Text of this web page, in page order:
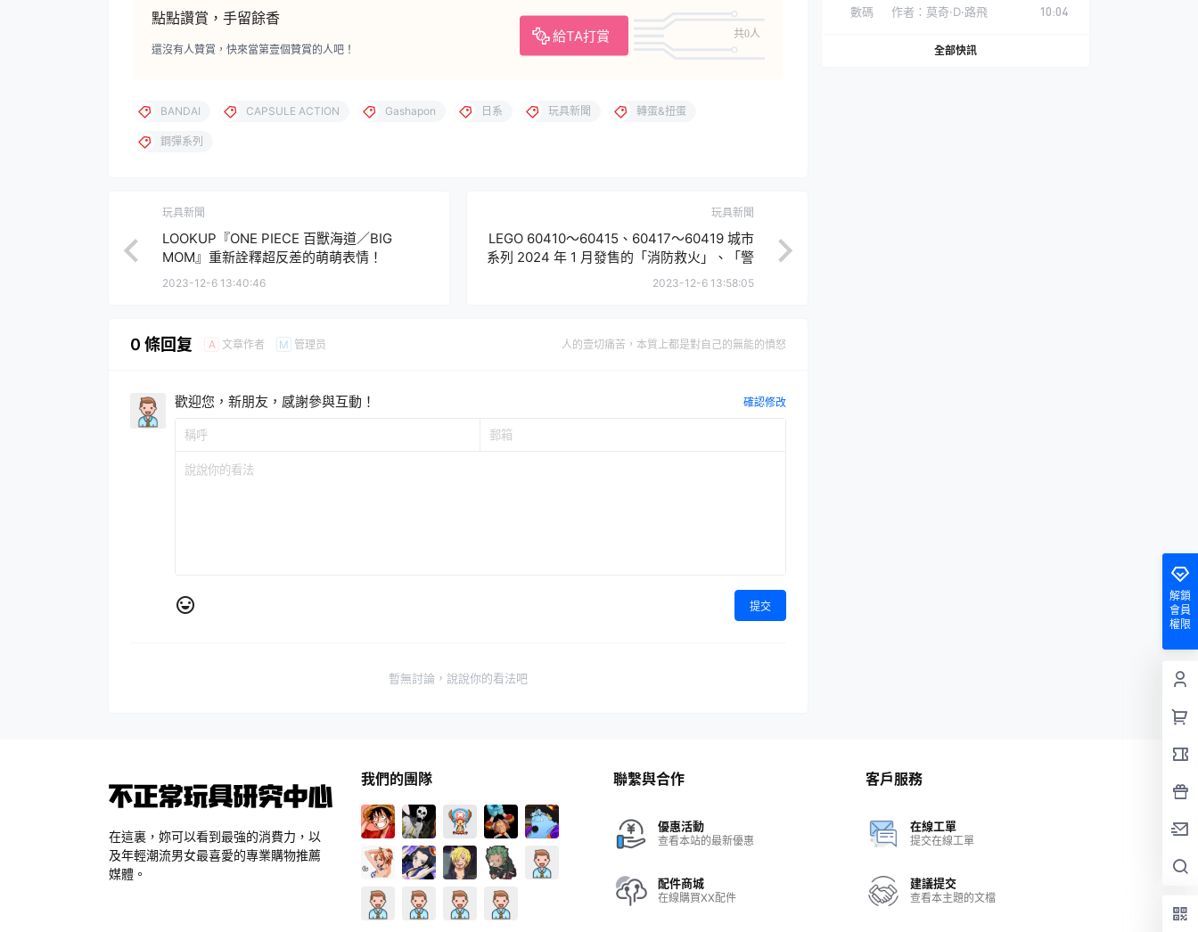
點點讚賞，手留餘香
給TA打賞 共0人
還沒有人贊賞，快來當第壹個贊賞的人吧！
BANDAI CAPSULE ACTION Gashapon 日系 玩具新聞 轉蛋&扭蛋
鋼彈系列
玩具新聞
LOOKUP『ONE PIECE 百獸海道／BIG
MOM』重新詮釋超反差的萌萌表情！
2023-12-6 13:40:46
玩具新聞
LEGO 60410～60415、60417～60419 城市
系列 2024 年 1 月發售的「消防救火」、「警
匪追逐」兩大主題新作！
2023-12-6 13:58:05
0 條回复 A 文章作者 M 管理员 人的壹切痛苦，本質上都是對自己的無能的憤怒
歡迎您，新朋友，感謝參與互動！ 確認修改
提交
暫無討論，說說你的看法吧
數碼 作者： 莫奇·D·路飛 10:04
全部快訊
解鎖
會員
權限
在這裏，妳可以看到最強的消費力，以
及年輕潮流男女最喜愛的專業購物推薦
媒體。
我們的團隊 聯繫與合作
優惠活動
查看本站的最新優惠
配件商城
在線購買XX配件
客戶服務
在線工單
提交在線工單
建議提交
查看本主題的文檔